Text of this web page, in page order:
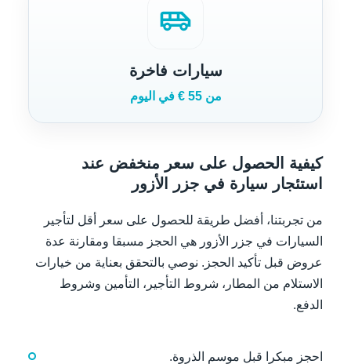
airport_shuttle
سيارات فاخرة
من 55 € في اليوم
كيفية الحصول على سعر منخفض عند
استئجار سيارة في جزر الأزور
من تجربتنا، أفضل طريقة للحصول على سعر أقل لتأجير
السيارات في جزر الأزور هي الحجز مسبقا ومقارنة عدة
عروض قبل تأكيد الحجز. نوصي بالتحقق بعناية من خيارات
الاستلام من المطار، شروط التأجير، التأمين وشروط
الدفع.
احجز مبكرا قبل موسم الذروة.